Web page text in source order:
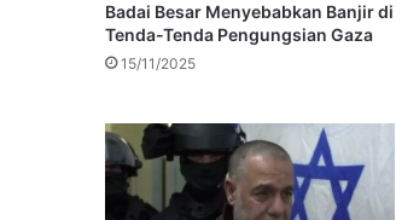
Badai Besar Menyebabkan Banjir di
Tenda-Tenda Pengungsian Gaza
15/11/2025